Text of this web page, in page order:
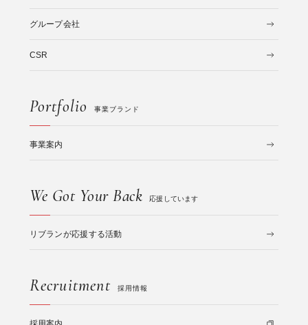
グループ会社
CSR
Portfolio 事業ブランド
事業案内
We Got Your Back 応援しています
リブランが応援する活動
Recruitment 採用情報